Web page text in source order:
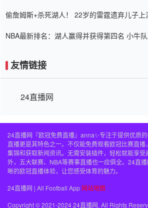
偷詹姆斯+杀死湖人！ 22岁的雷霆遗弃儿子
NBA最新排名：湖人赢得并获得第四名 小牛
友情链接
24直播网
24直播网『欧冠免费直播』anna✨专注于提供优质
直播更是其特色之一。不仅能免费观看欧冠比赛直
集锦和获取新闻资讯。无需安装插件，轻松就能享
外，五大联赛、NBA等赛事直播也一应俱全。24直
晰的欧冠直播体验，让您感受体育的魅力。
24直播网 | All Football App 网站地图
Copyright © 2021-2024 24直播网. All Rights